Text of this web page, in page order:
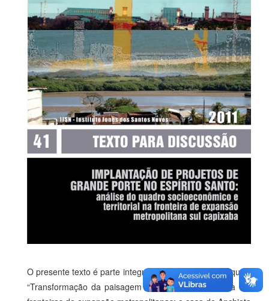
O presente texto é parte integrante do projeto de pesquisa
“Transformação da paisagem urbana contemporânea em